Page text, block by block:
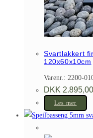
Svartlakkert
120x60x10cm
Varenr.: 2200-
DKK 2.895,00
Les mer